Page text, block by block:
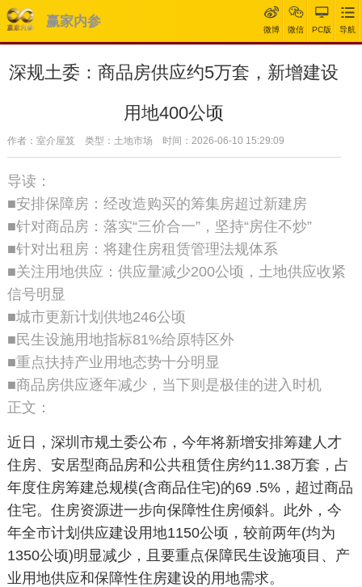
赢家内参
微博 微信 PC版 导航
深规土委：商品房供应约5万套，新增建设
用地400公顷
作者：室介屋笈 类型：土地市场 时间：2026-06-10 15:29:09
导读：
■安排保障房：经改造购买的筹集房超过新建房
■针对商品房：落实“三价合一”，坚持“房住不炒”
■针对出租房：将建住房租赁管理法规体系
■关注用地供应：供应量减少200公顷，土地供应收紧
信号明显
■城市更新计划供地246公顷
■民生设施用地指标81%给原特区外
■重点扶持产业用地态势十分明显
■商品房供应逐年减少，当下则是极佳的进入时机
正文：
近日，深圳市规土委公布，今年将新增安排筹建人才
住房、安居型商品房和公共租赁住房约11.38万套，占
年度住房筹建总规模(含商品住宅)的69 .5%，超过商品
住宅。住房资源进一步向保障性住房倾斜。此外，今
年全市计划供应建设用地1150公顷，较前两年(均为
1350公顷)明显减少，且要重点保障民生设施项目、产
业用地供应和保障性住房建设的用地需求。